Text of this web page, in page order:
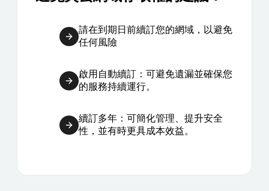
請在到期日前續訂您的網域，以避免
任何風險
啟用自動續訂：可避免遺漏並確保您
的服務持續運行。
續訂多年：可簡化管理、提升安全
性，並有時更具成本效益。